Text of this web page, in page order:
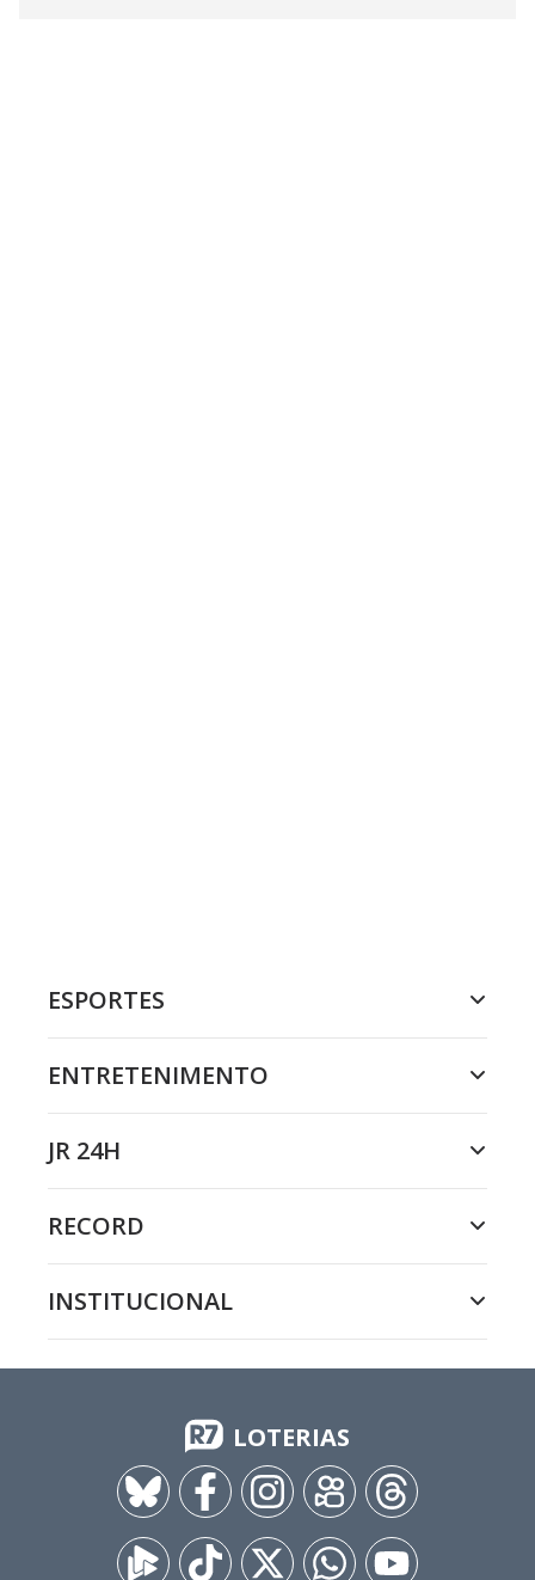
ESPORTES
ENTRETENIMENTO
JR 24H
RECORD
INSTITUCIONAL
LOTERIAS